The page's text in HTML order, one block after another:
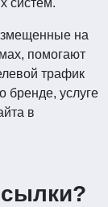
систем.
на
помогают
трафик
бренде, услуге
в